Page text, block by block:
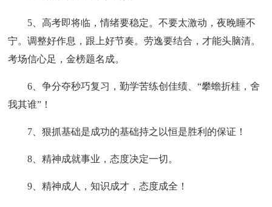
5、高考即将临，情绪要稳定。不要太激动，夜晚睡不
宁。调整好作息，跟上好节奏。劳逸要结合，才能头脑清。
考场信心足，金榜题名成。
6、争分夺秒巧复习，勤学苦练创佳绩、“攀蟾折桂，舍
我其谁”！
7、狠抓基础是成功的基础持之以恒是胜利的保证！
8、精神成就事业，态度决定一切。
9、精神成人，知识成才，态度成全！